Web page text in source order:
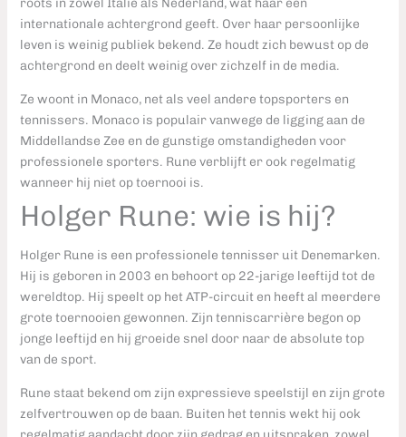
roots in zowel Italië als Nederland, wat haar een
internationale achtergrond geeft. Over haar persoonlijke
leven is weinig publiek bekend. Ze houdt zich bewust op de
achtergrond en deelt weinig over zichzelf in de media.
Ze woont in Monaco, net als veel andere topsporters en
tennissers. Monaco is populair vanwege de ligging aan de
Middellandse Zee en de gunstige omstandigheden voor
professionele sporters. Rune verblijft er ook regelmatig
wanneer hij niet op toernooi is.
Holger Rune: wie is hij?
Holger Rune is een professionele tennisser uit Denemarken.
Hij is geboren in 2003 en behoort op 22-jarige leeftijd tot de
wereldtop. Hij speelt op het ATP-circuit en heeft al meerdere
grote toernooien gewonnen. Zijn tenniscarrière begon op
jonge leeftijd en hij groeide snel door naar de absolute top
van de sport.
Rune staat bekend om zijn expressieve speelstijl en zijn grote
zelfvertrouwen op de baan. Buiten het tennis wekt hij ook